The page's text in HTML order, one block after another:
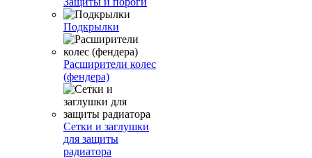
Подкрылки
Расширители колес
(фендера)
Сетки и заглушки
для защиты
радиатора